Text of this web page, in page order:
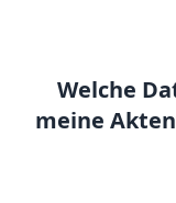
Welche
meine